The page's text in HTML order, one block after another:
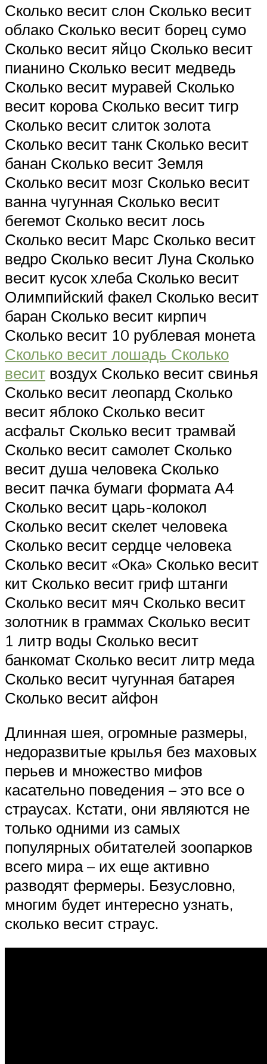
Сколько весит слон Сколько весит
облако Сколько весит борец сумо
Сколько весит яйцо Сколько весит
пианино Сколько весит медведь
Сколько весит муравей Сколько
весит корова Сколько весит тигр
Сколько весит слиток золота
Сколько весит танк Сколько весит
банан Сколько весит Земля
Сколько весит мозг Сколько весит
ванна чугунная Сколько весит
бегемот Сколько весит лось
Сколько весит Марс Сколько весит
ведро Сколько весит Луна Сколько
весит кусок хлеба Сколько весит
Олимпийский факел Сколько весит
баран Сколько весит кирпич
Сколько весит 10 рублевая монета
Сколько весит лошадь Сколько
весит воздух Сколько весит свинья
Сколько весит леопард Сколько
весит яблоко Сколько весит
асфальт Сколько весит трамвай
Сколько весит самолет Сколько
весит душа человека Сколько
весит пачка бумаги формата А4
Сколько весит царь-колокол
Сколько весит скелет человека
Сколько весит сердце человека
Сколько весит «Ока» Сколько весит
кит Сколько весит гриф штанги
Сколько весит мяч Сколько весит
золотник в граммах Сколько весит
1 литр воды Сколько весит
банкомат Сколько весит литр меда
Сколько весит чугунная батарея
Сколько весит айфон
Длинная шея, огромные размеры,
недоразвитые крылья без маховых
перьев и множество мифов
касательно поведения – это все о
страусах. Кстати, они являются не
только одними из самых
популярных обитателей зоопарков
всего мира – их еще активно
разводят фермеры. Безусловно,
многим будет интересно узнать,
сколько весит страус.